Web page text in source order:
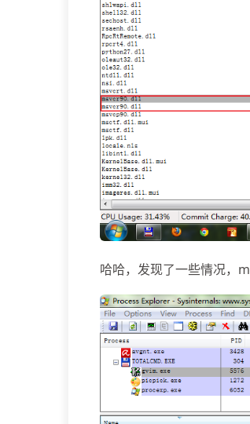
哈哈，发现了一些情况，